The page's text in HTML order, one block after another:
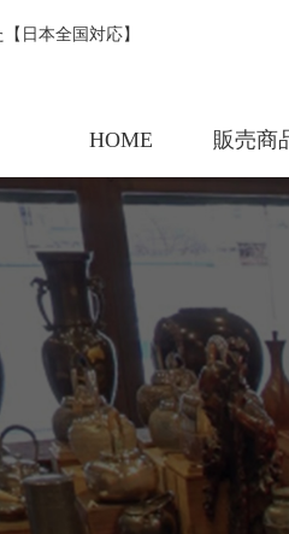
日本全国対応】
HOME 販売商